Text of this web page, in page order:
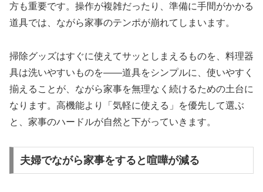
方も重要です。操作が複雑だったり、準備に手間がかかる
道具では、ながら家事のテンポが崩れてしまいます。
掃除グッズはすぐに使えてサッとしまえるものを、料理器
具は洗いやすいものを——道具をシンプルに、使いやすく
揃えることが、ながら家事を無理なく続けるための土台に
なります。高機能より「気軽に使える」を優先して選ぶ
と、家事のハードルが自然と下がっていきます。
夫婦でながら家事をすると喧嘩が減る